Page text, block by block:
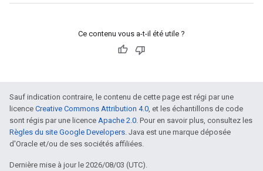
Ce contenu vous a-t-il été utile ?
Sauf indication contraire, le contenu de cette page est régi par une
licence Creative Commons Attribution 4.0, et les échantillons de code
sont régis par une licence Apache 2.0. Pour en savoir plus, consultez les
Règles du site Google Developers. Java est une marque déposée
d'Oracle et/ou de ses sociétés affiliées.
Dernière mise à jour le 2026/08/03 (UTC).